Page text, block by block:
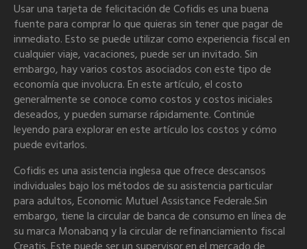
Usar una tarjeta de felicitación de Cofidis es una buena
fuente para comprar lo que quieras sin tener que pagar de
inmediato. Esto se puede utilizar como experiencia fiscal en
cualquier viaje, vacaciones, puede ser un invitado. Sin
embargo, hay varios costos asociados con este tipo de
economía que involucra. En este artículo, el costo
generalmente se conoce como costos y costos iniciales
deseados, y pueden sumarse rápidamente. Continúe
leyendo para explorar en este artículo los costos y cómo
puede evitarlos.
Cofidis es una asistencia inglesa que ofrece descansos
individuales bajo los métodos de su asistencia particular
para adultos, Economic Mutuel Assistance Federale.Sin
embargo, tiene la circular de banca de consumo en línea de
su marca Monabanq y la circular de refinanciamiento fiscal